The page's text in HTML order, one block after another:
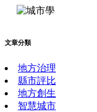
文章分類
地方治理
縣市評比
地方創生
智慧城市